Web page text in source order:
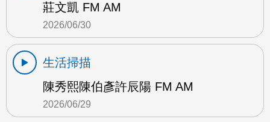
莊文凱 FM AM
2026/06/30
生活掃描
陳秀熙陳伯彥許辰陽 FM AM
2026/06/29